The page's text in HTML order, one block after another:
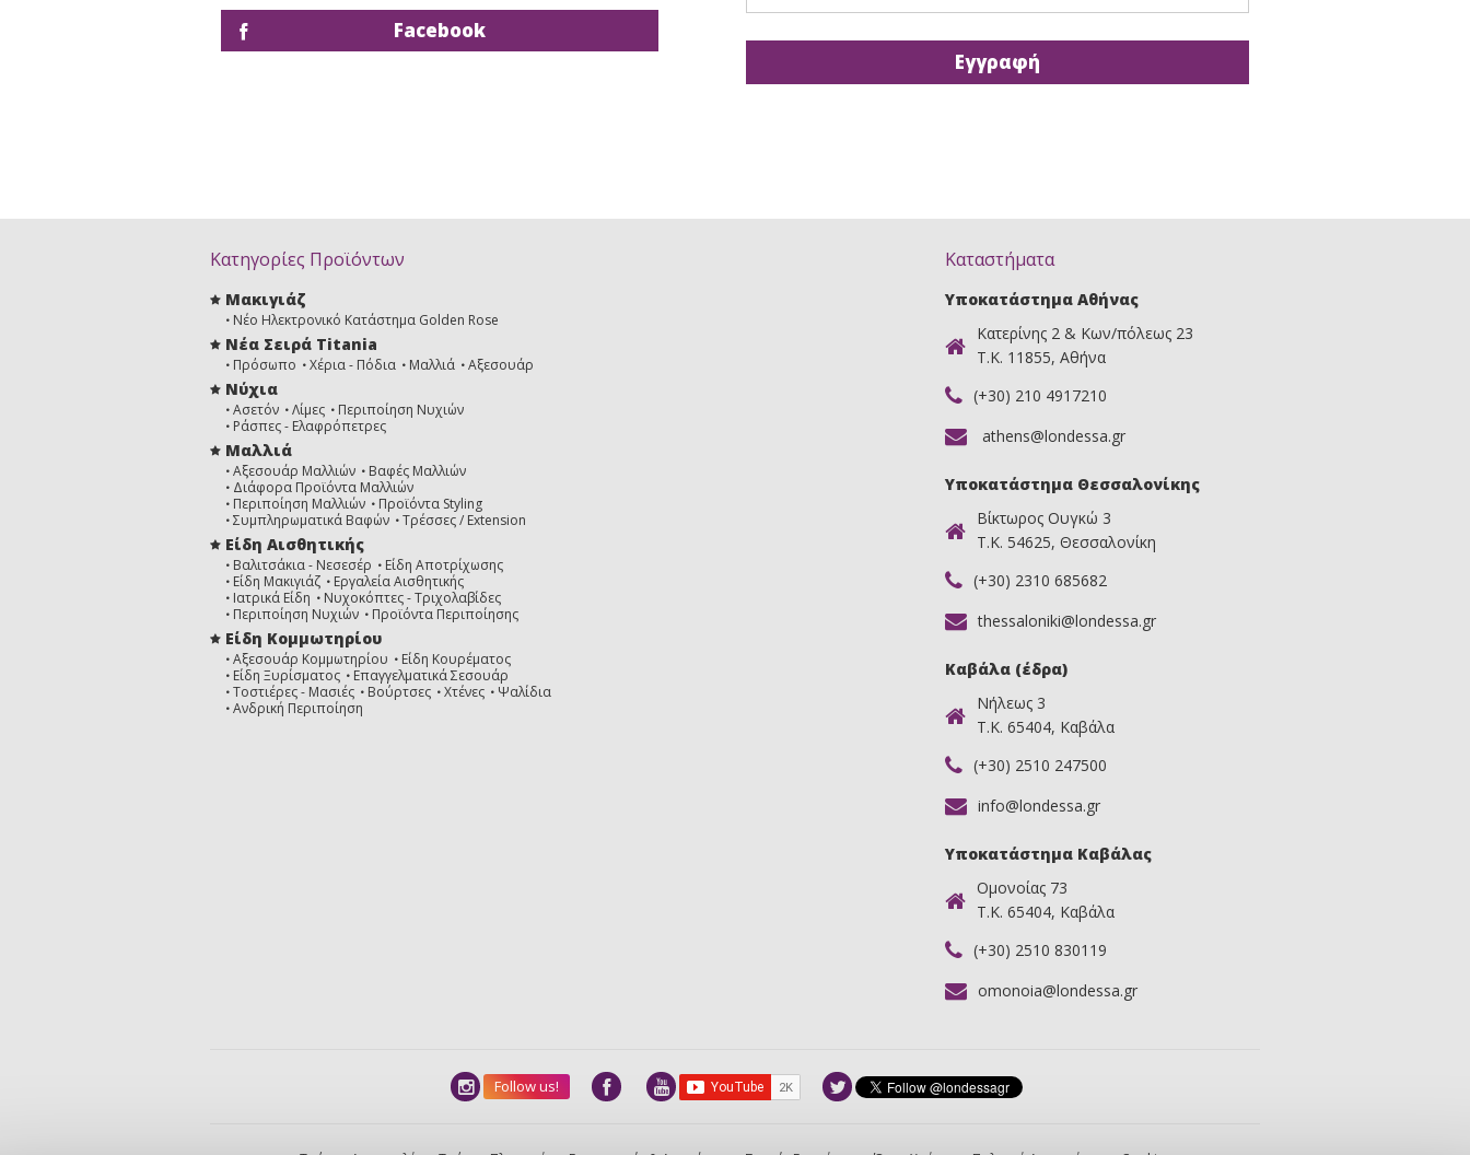
Facebook
Κατηγορίες Προϊόντων
Μακιγιάζ
Νέο Ηλεκτρονικό Κατάστημα Golden Rose
Νέα Σειρά Titania
Πρόσωπο Χέρια - Πόδια Μαλλιά Αξεσουάρ
Νύχια
Ασετόν Λίμες
Περιποίηση Νυχιών
Ράσπες - Ελαφρόπετρες
Μαλλιά
Αξεσουάρ Μαλλιών
Βαφές Μαλλιών
Διάφορα Προϊόντα Μαλλιών
Περιποίηση Μαλλιών
Προϊόντα Styling
Συμπληρωματικά Βαφών
Τρέσσες / Extension
Είδη Αισθητικής
Βαλιτσάκια - Νεσεσέρ
Είδη Αποτρίχωσης
Είδη Μακιγιάζ
Εργαλεία Αισθητικής
Ιατρικά Είδη
Νυχοκόπτες - Τριχολαβίδες
Περιποίηση Νυχιών
Προϊόντα Περιποίησης
Είδη Κομμωτηρίου
Αξεσουάρ Κομμωτηρίου
Είδη Κουρέματος
Είδη Ξυρίσματος
Επαγγελματικά Σεσουάρ
Τοστιέρες - Μασιές
Βούρτσες Χτένες
Ψαλίδια
Ανδρική Περιποίηση
Καταστήματα
Υποκατάστημα Αθήνας
Κατερίνης 2 & Κων/πόλεως 23
Τ.Κ. 11855, Αθήνα
(+30) 210 4917210
athens@londessa.gr
Υποκατάστημα Θεσσαλονίκης
Βίκτωρος Ουγκώ 3
Τ.Κ. 54625, Θεσσαλονίκη
(+30) 2310 685682
thessaloniki@londessa.gr
Καβάλα (έδρα)
Νήλεως 3
Τ.Κ. 65404, Καβάλα
(+30) 2510 247500
info@londessa.gr
Υποκατάστημα Καβάλας
Ομονοίας 73
Τ.Κ. 65404, Καβάλα
(+30) 2510 830119
omonoia@londessa.gr
Follow us!